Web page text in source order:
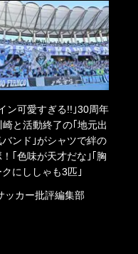
ン可愛すぎる!!｣30周年
と活動終了の｢地元出
ンド｣がシャツで絆の
！｢色味が天才だな｣｢胸
にししゃも3匹｣
ッカー批評編集部